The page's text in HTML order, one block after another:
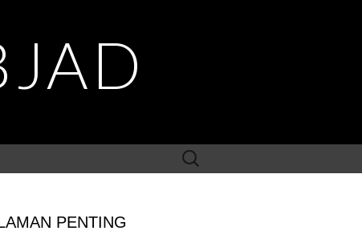
Search
for:
PENTING